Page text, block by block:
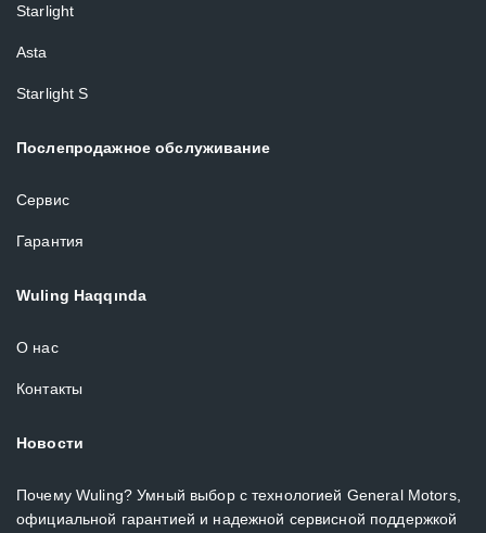
Starlight
Asta
Starlight S
Послепродажное обслуживание
Сервис
Гарантия
Wuling Haqqında
О нас
Контакты
Новости
Почему Wuling? Умный выбор с технологией General Motors,
официальной гарантией и надежной сервисной поддержкой